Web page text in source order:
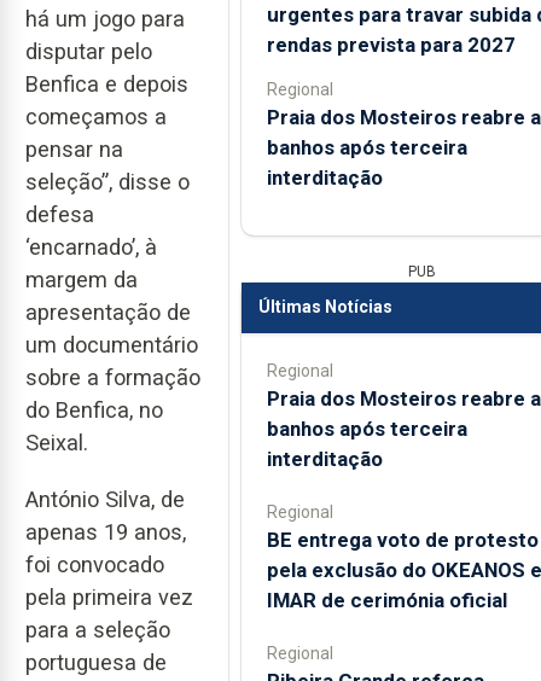
há um jogo para
disputar pelo
Benfica e depois
começamos a
pensar na
seleção”, disse o
defesa
‘encarnado’, à
margem da
apresentação de
um documentário
sobre a formação
do Benfica, no
Seixal.
António Silva, de
apenas 19 anos,
foi convocado
pela primeira vez
para a seleção
portuguesa de
urgentes para travar subida
rendas prevista para 2027
Regional
Praia dos Mosteiros reabre a
banhos após terceira
interditação
PUB
Últimas Notícias
Regional
Praia dos Mosteiros reabre a
banhos após terceira
interditação
Regional
BE entrega voto de protesto
pela exclusão do OKEANOS e
IMAR de cerimónia oficial
Regional